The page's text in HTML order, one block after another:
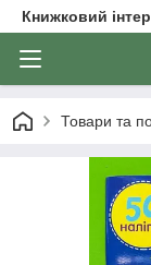
Книжковий
Товари та